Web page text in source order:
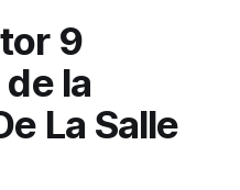
9
la
La Salle